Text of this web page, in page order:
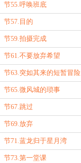
节55.呼唤班底
节57.目的
节59.拍摄完成
节61.不要放弃希望
节63.突如其来的短暂冒险
节65.微风城的琐事
节67.跳过
节69.放弃
节71.蓝龙归于星月湾
节73.第一堂课